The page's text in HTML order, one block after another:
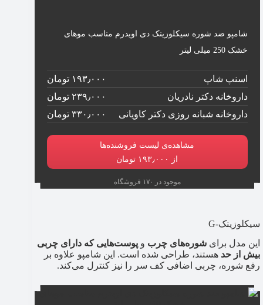
شامپو ضد شوره سیکلوزینک دی اویدرم مناسب موهای
خشک 250 میلی لیتر
اسنپ شاپ
۱۹۳٫۰۰۰ تومان
داروخانه دکتر نادریان
۲۳۹٫۰۰۰ تومان
داروخانه شبانه روزی دکتر کاویانی
۳۳۰٫۰۰۰ تومان
مشاهده‌ی لیست فروشنده‌ها
از ۱۹۳٫۰۰۰ تومان
موجود در ۱۷۰ فروشگاه
سیکلوزینک-G
این مدل برای شوره‌های چرب و پوست‌هایی که دارای چربی
بیش از حد هستند، طراحی شده است. این شامپو علاوه بر
رفع شوره، چربی اضافی کف سر را نیز کنترل می‌کند.